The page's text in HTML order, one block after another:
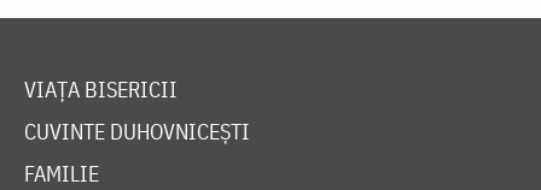
VIAȚA BISERICII
CUVINTE DUHOVNICEȘTI
FAMILIE